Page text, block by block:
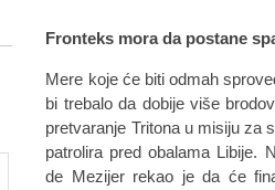
Fronteks mora da postane
Mere koje će biti odmah
bi trebalo da dobije više
pretvaranje Tritona u misiju za
patrolira pred obalama Libije.
de Mezijer rekao je da će